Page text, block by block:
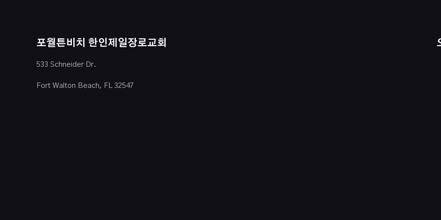
포월튼비치 한인제일장로교회
533 Schneider Dr.
Fort Walton Beach, FL 32547